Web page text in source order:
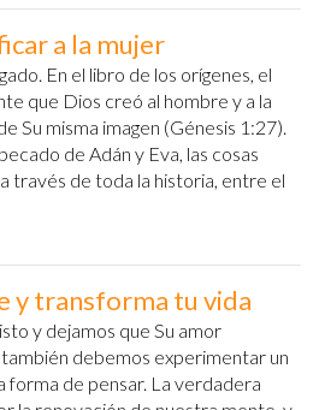
a la mujer
En el libro de los orígenes, el
que Dios creó al hombre y a la
Su misma imagen (Génesis 1:27).
de Adán y Eva, las cosas
través de toda la historia, entre el
y transforma tu vida
y dejamos que Su amor
debemos experimentar un
forma de pensar. La verdadera